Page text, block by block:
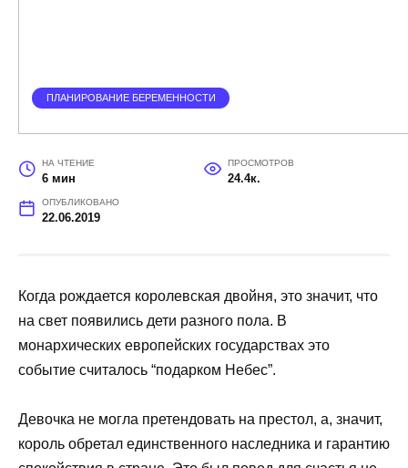
ПЛАНИРОВАНИЕ БЕРЕМЕННОСТИ
НА ЧТЕНИЕ
6 мин
ПРОСМОТРОВ
24.4к.
ОПУБЛИКОВАНО
22.06.2019
Когда рождается королевская двойня, это значит, что
на свет появились дети разного пола. В
монархических европейских государствах это
событие считалось “подарком Небес”.
Девочка не могла претендовать на престол, а, значит,
король обретал единственного наследника и гарантию